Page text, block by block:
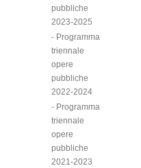
pubbliche
2023-2025
- Programma
triennale
opere
pubbliche
2022-2024
- Programma
triennale
opere
pubbliche
2021-2023